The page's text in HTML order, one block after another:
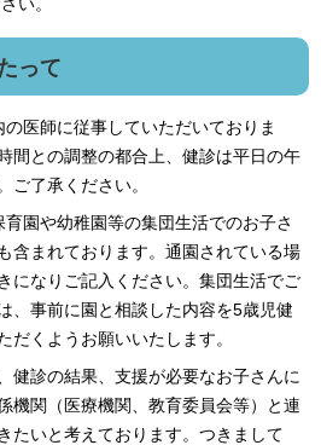
い。
って
医師に従事していただいておりま
間との調整の都合上、健診は平日の午
ご了承ください。
園や幼稚園等の集団生活でのお子さ
含まれております。通園されている場
になりご記入ください。集団生活でご
、事前に園と相談した内容を5歳児健
だくようお願いいたします。
健診の結果、支援が必要なお子さんに
機関（医療機関、教育委員会等）と連
たいと考えております。つきまして